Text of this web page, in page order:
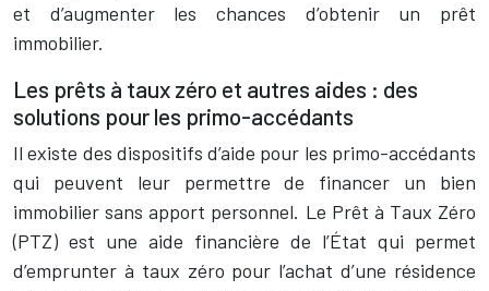
et d’augmenter les chances d’obtenir un prêt
immobilier.
Les prêts à taux zéro et autres aides : des
solutions pour les primo-accédants
Il existe des dispositifs d’aide pour les primo-accédants
qui peuvent leur permettre de financer un bien
immobilier sans apport personnel. Le Prêt à Taux Zéro
(PTZ) est une aide financière de l’État qui permet
d’emprunter à taux zéro pour l’achat d’une résidence